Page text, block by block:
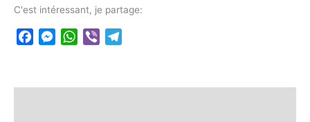
C'est intéressant, je partage:
FacebookMessenger
WhatsApp
Viber